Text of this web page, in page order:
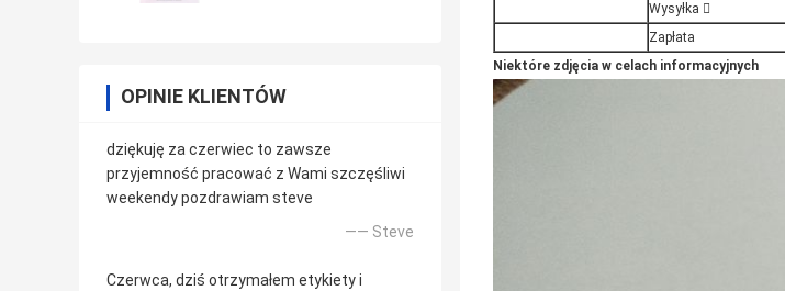
OPINIE KLIENTÓW
dziękuję za czerwiec to zawsze
przyjemność pracować z Wami szczęśliwi
weekendy pozdrawiam steve
—— Steve
Czerwca, dziś otrzymałem etykiety i
Wysyłka 
Zapłata
Niektóre zdjęcia w celach informacyjnych